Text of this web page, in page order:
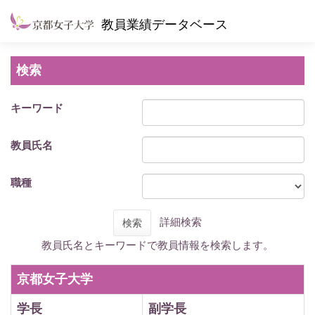
教員業績データベース
検索
キーワード
教員氏名
職種
検索
詳細検索
教員氏名とキーワードで教員情報を検索します。
京都女子大学
学長 副学長